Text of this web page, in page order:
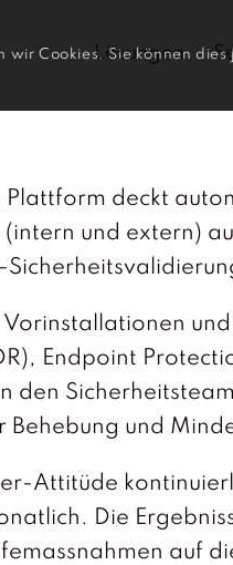
Lösungen
deckt
und extern)
Endpoint
den
und
Attitüde
Die
auf
wir Cookies. Sie können